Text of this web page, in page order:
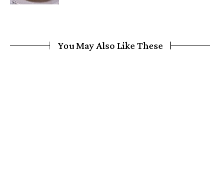
You May Also Like These